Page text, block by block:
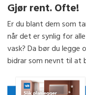
Gjør rent. Ofte!
Er du blant dem som
når det er synlig for
vask? Da bør du legge
bidrar som nevnt til at